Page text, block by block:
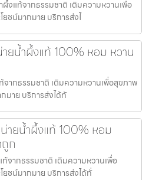
งแท้จากธรรมชาติ เติมความหวานเพื่อ
ชน์มากมาย บริการส่งไ
ยน้ำผึ้งแท้ 100% หอม หวาน
ากธรรมชาติ เติมความหวานเพื่อสุขภาพ
มาย บริการส่งได้ทั
ายน้ำผึ้งแท้ 100% หอม
ก
จากธรรมชาติ เติมความหวานเพื่อ
ชน์มากมาย บริการส่งได้ทั่